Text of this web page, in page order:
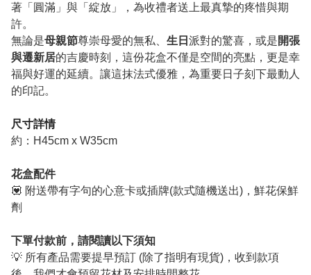
著「圓滿」與「綻放」，為收禮者送上最真摯的疼惜與期
許。
無論是母親節尊崇母愛的無私、 生日 派對的驚喜，或是開張
與遷新居的吉慶時刻，這份花盒不僅是空間的亮點，更是幸
福與好運的延續。讓這抹法式優雅，為重要日子刻下最動人
的印記。
尺寸詳情
約：H45cm x W35cm
花盒配件
💟 附送帶有字句的心意卡或插牌(款式隨機送出)，鮮花保鮮
劑
下單付款前，請閱讀以下須知
💡 所有產品需要提早預訂 (除了指明有現貨)，收到款項